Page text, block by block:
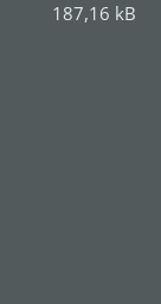
187,16 kB